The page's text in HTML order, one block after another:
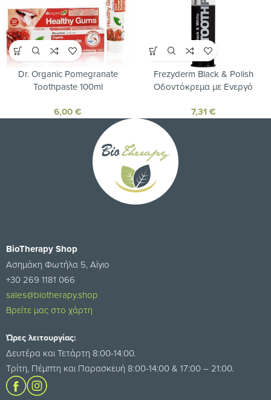
Dr. Organic Pomegranate
Toothpaste 100ml
6,00€
Frezyderm Black & Polish
Οδοντόκρεμα με Ενεργό
7,31€
BioTherapy Shop
Ασημάκη Φωτήλα 5, Αίγιο
+30 269 1181 066
sales@biotherapy.shop
Βρείτε μας στο χάρτη
Ώρες λειτουργίας:
Δευτέρα και Τετάρτη 8:00-14:00.
Τρίτη, Πέμπτη και Παρασκευή 8:00-14:00 & 17:00 – 21:00.